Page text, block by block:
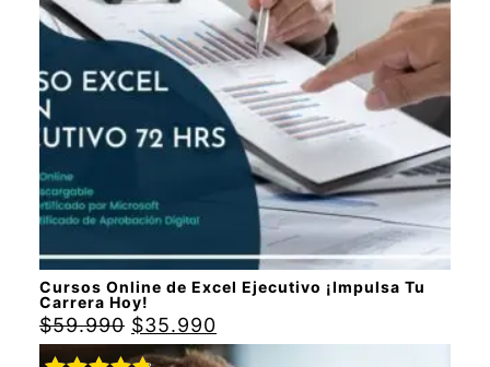
Cursos Online de Excel Ejecutivo ¡Impulsa Tu
Carrera Hoy!
$59.990 $35.990